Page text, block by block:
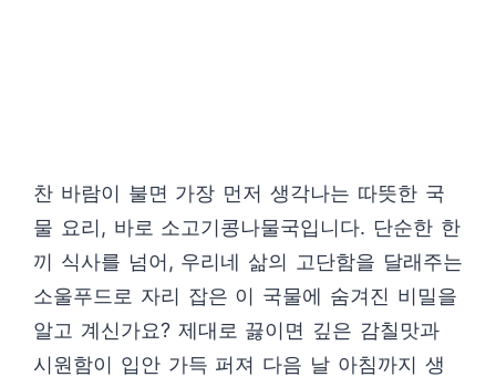
찬 바람이 불면 가장 먼저 생각나는 따뜻한 국
물 요리, 바로 소고기콩나물국입니다. 단순한 한
끼 식사를 넘어, 우리네 삶의 고단함을 달래주는
소울푸드로 자리 잡은 이 국물에 숨겨진 비밀을
알고 계신가요? 제대로 끓이면 깊은 감칠맛과
시원함이 입안 가득 퍼져 다음 날 아침까지 생